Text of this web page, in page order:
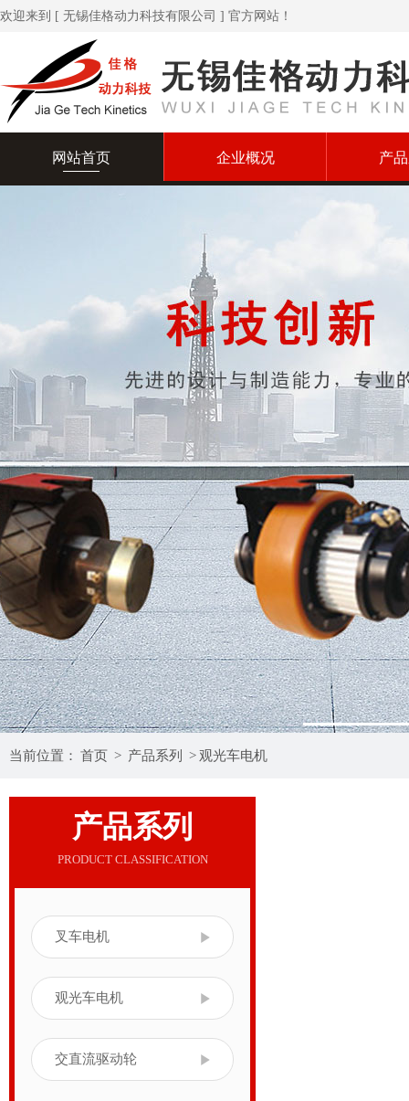
欢迎来到 [ 无锡佳格动力科技有限公司 ] 官方网站！
网站首页 企业概况 产
当前位置： 首页 > 产品系列 >观光车电机
产品系列
PRODUCT CLASSIFICATION
叉车电机
观光车电机
交直流驱动轮